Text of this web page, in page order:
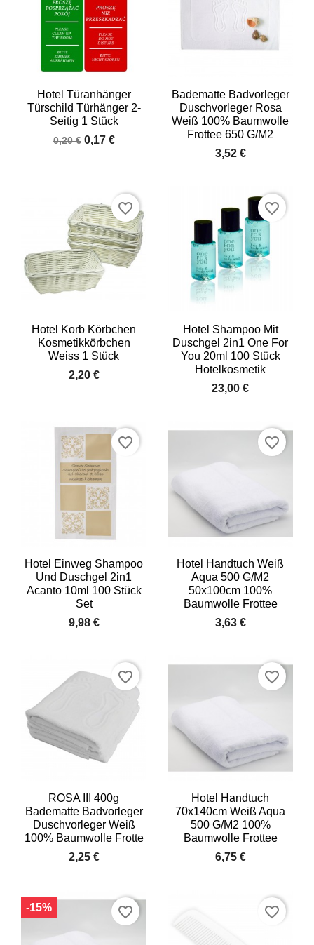
Hotel Türanhänger
Türschild Türhänger 2-
Seitig 1 Stück
0,20 € 0,17 €
Badematte Badvorleger
Duschvorleger Rosa
Weiß 100% Baumwolle
Frottee 650 G/m2
3,52 €
Hotel Korb Körbchen
Kosmetikkörbchen
Weiss 1 Stück
2,20 €
favorite_border
Hotel Shampoo Mit
Duschgel 2in1 One For
You 20ml 100 Stück
Hotelkosmetik
23,00 €
favorite_border
Hotel Einweg Shampoo
Und Duschgel 2in1
Acanto 10ml 100 Stück
Set
9,98 €
favorite_border
Hotel Handtuch Weiß
Aqua 500 G/m2
50x100cm 100%
Baumwolle Frottee
3,63 €
favorite_border
ROSA III 400g
Badematte Badvorleger
Duschvorleger Weiß
100% Baumwolle Frotte
2,25 €
favorite_border
Hotel Handtuch
70x140cm Weiß Aqua
500 G/m2 100%
Baumwolle Frottee
6,75 €
favorite_border
-15% favorite_border favorite_border